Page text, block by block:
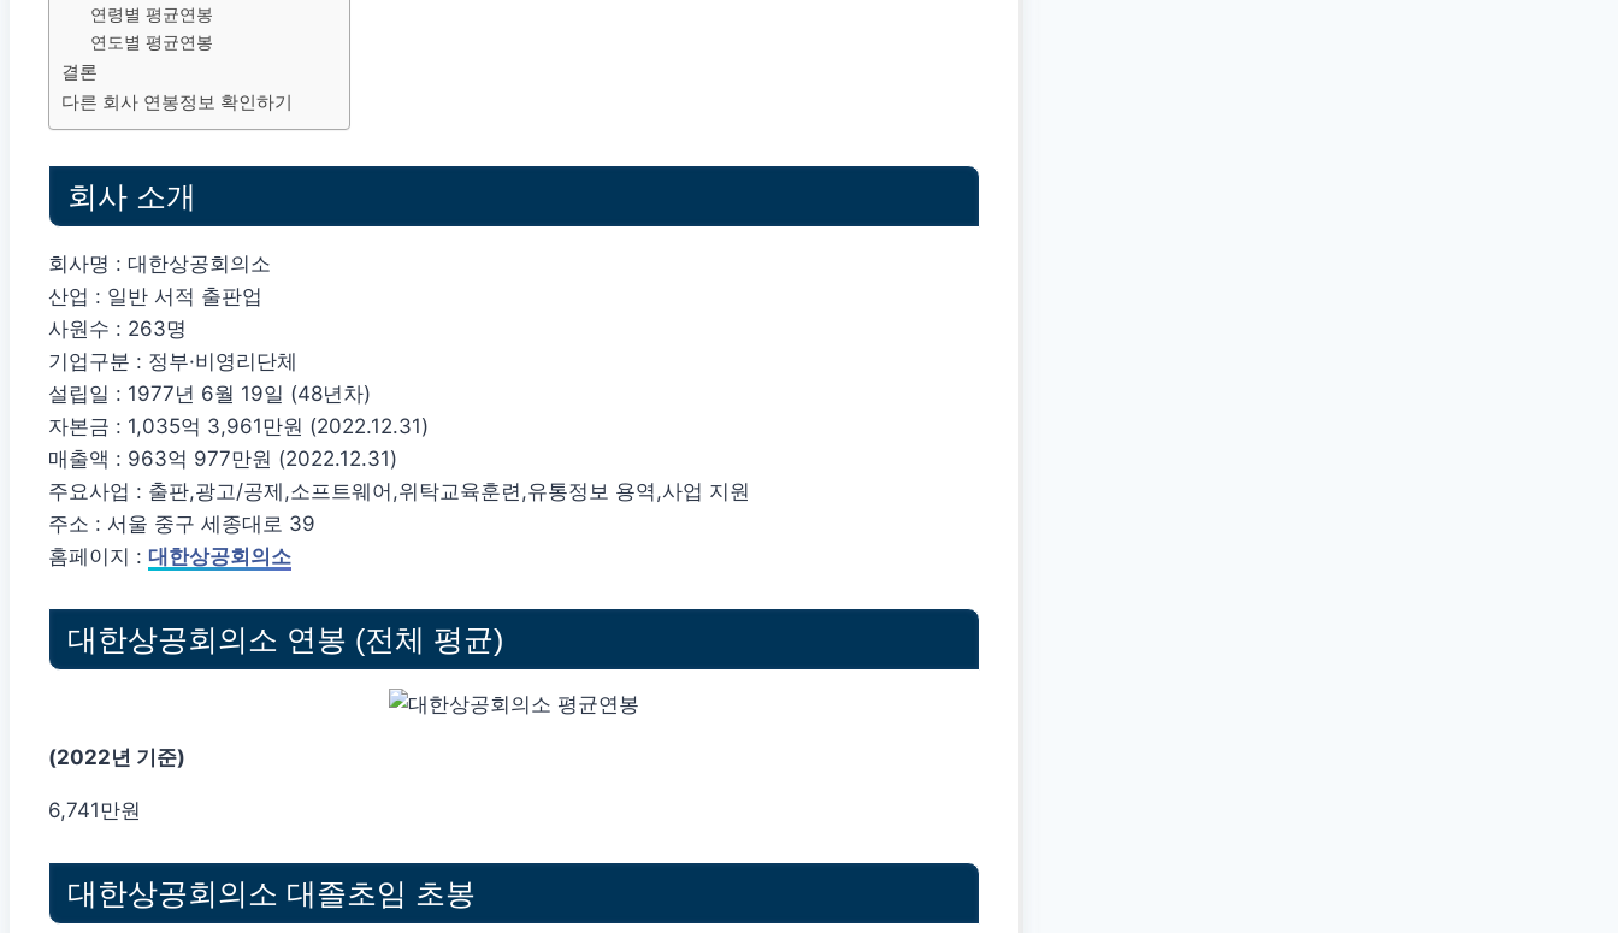
연령별 평균연봉
연도별 평균연봉
결론
다른 회사 연봉정보 확인하기
회사 소개
회사명 : 대한상공회의소
산업 : 일반 서적 출판업
사원수 : 263명
기업구분 : 정부·비영리단체
설립일 : 1977년 6월 19일 (48년차)
자본금 : 1,035억 3,961만원 (2022.12.31)
매출액 : 963억 977만원 (2022.12.31)
주요사업 : 출판,광고/공제,소프트웨어,위탁교육훈련,유통정보 용역,사업 지원
주소 : 서울 중구 세종대로 39
홈페이지 : 대한상공회의소
대한상공회의소 연봉 (전체 평균)
(2022년 기준)
6,741만원
대한상공회의소 대졸초임 초봉